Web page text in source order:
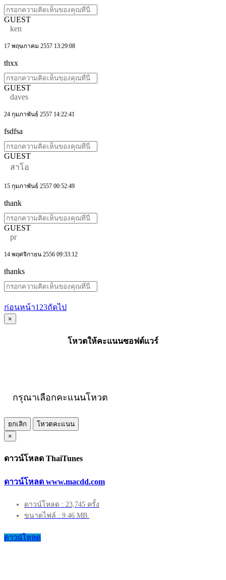
GUEST
ken
17 พฤษภาคม 2557 13:29:08
thxx
GUEST
daves
24 กุมภาพันธ์ 2557 14:22:41
fsdfsa
GUEST
สาโอ
15 กุมภาพันธ์ 2557 00:52:49
thank
GUEST
pr
14 พฤศจิกายน 2556 09:33:12
thanks
ก่อนหน้า1 23ถัดไป
×
โหวตให้คะแนนซอฟต์แวร์
กรุณาเลือกคะแนนโหวต
ยกเลิก
โหวตคะแนน
×
ดาวน์โหลด ThaiTunes
ดาวน์โหลด www.macdd.com
ดาวน์โหลด : 23,745 ครั้ง
ขนาดไฟล์ : 9.46 MB.
ดาวน์โหลด